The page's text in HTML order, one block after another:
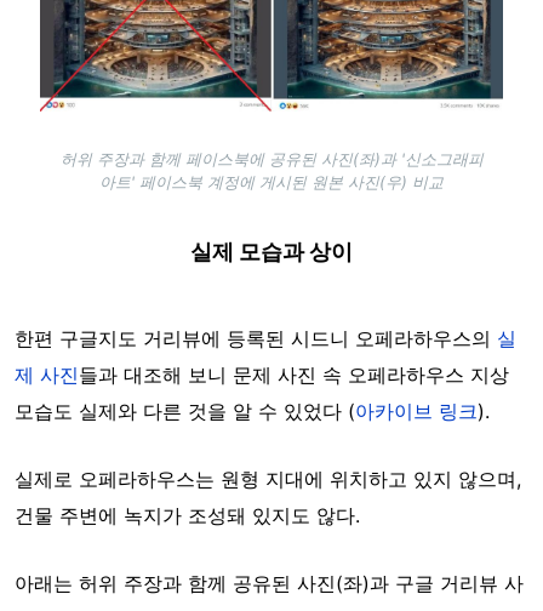
허위 주장과 함께 페이스북에 공유된 사진(좌)과 '신소그래피
아트' 페이스북 계정에 게시된 원본 사진(우) 비교
실제 모습과 상이
한편 구글지도 거리뷰에 등록된 시드니 오페라하우스의 실
제 사진들과 대조해 보니 문제 사진 속 오페라하우스 지상
모습도 실제와 다른 것을 알 수 있었다 (아카이브 링크).
실제로 오페라하우스는 원형 지대에 위치하고 있지 않으며,
건물 주변에 녹지가 조성돼 있지도 않다.
아래는 허위 주장과 함께 공유된 사진(좌)과 구글 거리뷰 사